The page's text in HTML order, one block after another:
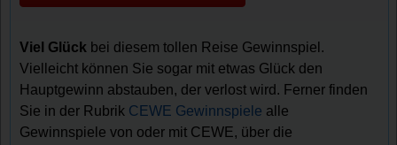
Viel Glück bei diesem tollen Reise Gewinnspiel.
Vielleicht können Sie sogar mit etwas Glück den
Hauptgewinn abstauben, der verlost wird. Ferner finden
Sie in der Rubrik CEWE Gewinnspiele alle
Gewinnspiele von oder mit CEWE, über die